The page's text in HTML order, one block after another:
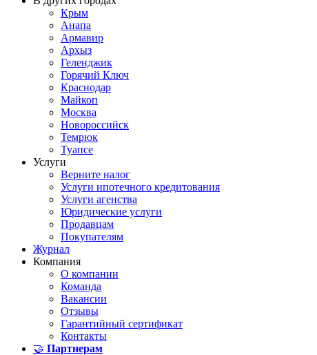
Крым
Анапа
Армавир
Архыз
Геленджик
Горячий Ключ
Краснодар
Майкоп
Москва
Новороссийск
Темрюк
Туапсе
Услуги
Верните налог
Услуги ипотечного кредитования
Услуги агенства
Юридические услуги
Продавцам
Покупателям
Журнал
Компания
О компании
Команда
Вакансии
Отзывы
Гарантийный сертификат
Контакты
🤝 Партнерам